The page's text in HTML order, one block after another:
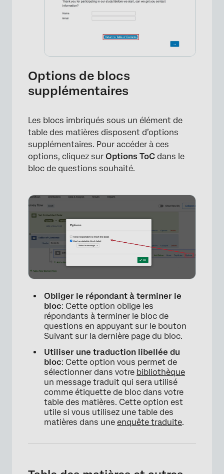
×
Options de blocs
supplémentaires
Les blocs imbriqués sous un élément de
table des matières disposent d’options
supplémentaires. Pour accéder à ces
options, cliquez sur Options ToC dans le
bloc de questions souhaité.
Obliger le répondant à terminer le
bloc: Cette option oblige les
répondants à terminer le bloc de
questions en appuyant sur le bouton
Suivant sur la dernière page du bloc.
Utiliser une traduction libellée du
bloc: Cette option vous permet de
sélectionner dans votre bibliothèque
un message traduit qui sera utilisé
comme étiquette de bloc dans votre
table des matières. Cette option est
utile si vous utilisez une table des
matières dans une enquête traduite.